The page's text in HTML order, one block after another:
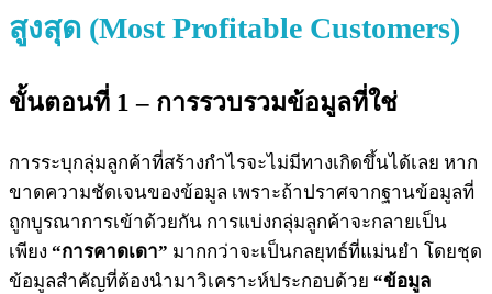
สูงสุด (Most Profitable Customers)
ขั้นตอนที่ 1 – การรวบรวมข้อมูลที่ใช่
การระบุกลุ่มลูกค้าที่สร้างกำไรจะไม่มีทางเกิดขึ้นได้เลย หาก
ขาดความชัดเจนของข้อมูล เพราะถ้าปราศจากฐานข้อมูลที่
ถูกบูรณาการเข้าด้วยกัน การแบ่งกลุ่มลูกค้าจะกลายเป็น
เพียง “การคาดเดา” มากกว่าจะเป็นกลยุทธ์ที่แม่นยำ โดยชุด
ข้อมูลสำคัญที่ต้องนำมาวิเคราะห์ประกอบด้วย “ข้อมูล